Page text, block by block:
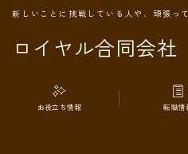
ロイヤル合同会社
新しいことに挑戦している人や、頑張っ
MENU
TOPページ
お役立ち情報 転職情